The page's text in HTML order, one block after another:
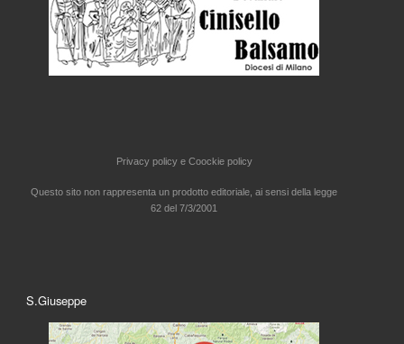
Privacy policy e Coockie policy
Questo sito non rappresenta un prodotto editoriale, ai sensi della legge
62 del 7/3/2001
S.Giuseppe